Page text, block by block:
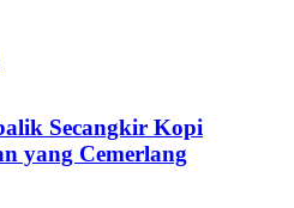
Secangkir Kopi
yang Cemerlang